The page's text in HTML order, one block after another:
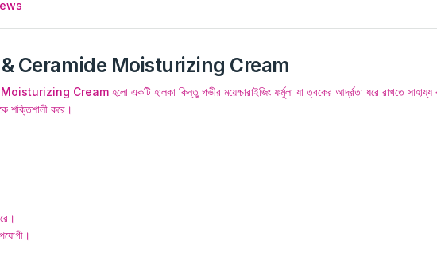
Ceramide Moisturizing Cream
Cream হলো একটি হালকা কিন্তু গভীর ময়েশ্চারাইজিং ফর্মুলা যা ত্বকের আর্দ্রতা ধরে রাখতে সাহায্য
শক্তিশালী করে।